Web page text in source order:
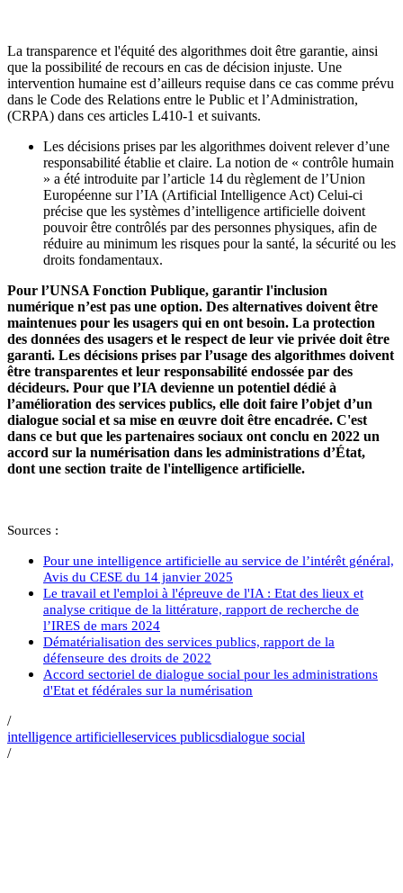
La transparence et l'équité des algorithmes doit être garantie, ainsi
que la possibilité de recours en cas de décision injuste. Une
intervention humaine est d’ailleurs requise dans ce cas comme prévu
dans le Code des Relations entre le Public et l’Administration,
(CRPA) dans ces articles L410-1 et suivants.
Les décisions prises par les algorithmes doivent relever d’une
responsabilité établie et claire. La notion de « contrôle humain
» a été introduite par l’article 14 du règlement de l’Union
Européenne sur l’IA (Artificial Intelligence Act) Celui-ci
précise que les systèmes d’intelligence artificielle doivent
pouvoir être contrôlés par des personnes physiques, afin de
réduire au minimum les risques pour la santé, la sécurité ou les
droits fondamentaux.
Pour l’UNSA Fonction Publique, garantir l'inclusion
numérique n’est pas une option. Des alternatives doivent être
maintenues pour les usagers qui en ont besoin. La protection
des données des usagers et le respect de leur vie privée doit être
garanti. Les décisions prises par l’usage des algorithmes doivent
être transparentes et leur responsabilité endossée par des
décideurs. Pour que l’IA devienne un potentiel dédié à
l’amélioration des services publics, elle doit faire l’objet d’un
dialogue social et sa mise en œuvre doit être encadrée. C'est
dans ce but que les partenaires sociaux ont conclu en 2022 un
accord sur la numérisation dans les administrations d’État,
dont une section traite de l'intelligence artificielle.
Sources :
Pour une intelligence artificielle au service de l’intérêt général,
Avis du CESE du 14 janvier 2025
Le travail et l'emploi à l'épreuve de l'IA : Etat des lieux et
analyse critique de la littérature, rapport de recherche de
l’IRES de mars 2024
Dématérialisation des services publics, rapport de la
défenseure des droits de 2022
Accord sectoriel de dialogue social pour les administrations
d'Etat et fédérales sur la numérisation
/
intelligence artificielleservices publicsdialogue social
/